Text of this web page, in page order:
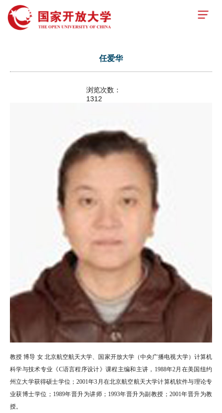
任爱华
浏览次数：
1312
教授 博导 女 北京航空航天大学、国家开放大学（中央广播电视大学）计算机
科学与技术专业《C语言程序设计》课程主编和主讲，1988年2月在美国纽约
州立大学获得硕士学位；2001年3月在北京航空航天大学计算机软件与理论专
业获博士学位；1989年晋升为讲师；1993年晋升为副教授；2001年晋升为教
授。